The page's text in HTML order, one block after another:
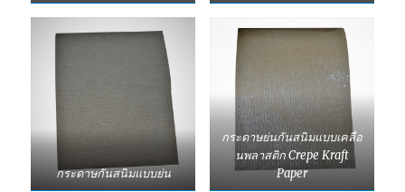
กระดาษกันสนิมแบบย่น
กระดาษย่นกันสนิมแบบเคลือ
นพลาสติก Crepe Kraft
Paper